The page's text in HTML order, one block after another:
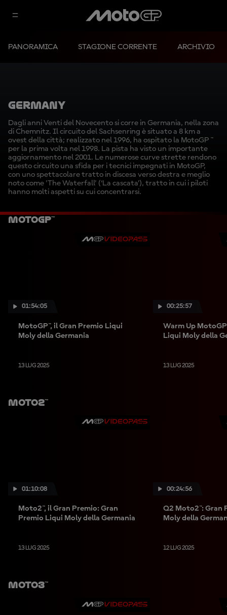
PANORAMICA STAGIONE CORRENTE ARCHIVIO
GERMANY
Dagli anni Venti del Novecento si corre in Germania, nella zona
di Chemnitz. Il circuito del Sachsenring è situato a 8 km a
ovest della città; realizzato nel 1996, ha ospitato la MotoGP ™
per la prima volta nel 1998. La pista ha visto un importante
aggiornamento nel 2001. Le numerose curve strette rendono
questo circuito una sfida per i tecnici impegnati in MotoGP,
con uno spettacolare tratto in discesa verso destra e meglio
noto come 'The Waterfall' (‘La cascata’), tratto in cui i piloti
hanno molti aspetti su cui concentrarsi.
MotoGP™
01:54:05
MotoGP™, il Gran Premio Liqui
Moly della Germania
13 LUG 2025
00:25:57
Warm Up
Liqui Moly della
13 LUG 2025
Moto2™
01:10:08
Moto2™, il Gran Premio: Gran
Premio Liqui Moly della Germania
13 LUG 2025
00:24:56
Q2 Moto2™: Gran
Moly della
12 LUG 2025
Moto3™